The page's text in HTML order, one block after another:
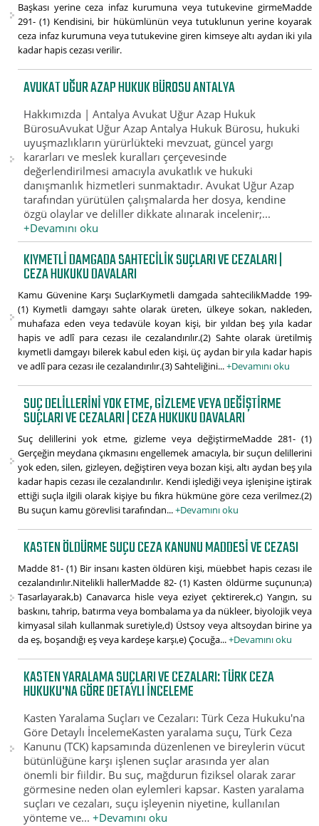
Başkası yerine ceza infaz kurumuna veya tutukevine girmeMadde
291- (1) Kendisini, bir hükümlünün veya tutuklunun yerine koyarak
ceza infaz kurumuna veya tutukevine giren kimseye altı aydan iki yıla
kadar hapis cezası verilir.
AVUKAT UĞUR AZAP HUKUK BÜROSU ANTALYA
Hakkımızda | Antalya Avukat Uğur Azap Hukuk
BürosuAvukat Uğur Azap Antalya Hukuk Bürosu, hukuki
uyuşmazlıkların yürürlükteki mevzuat, güncel yargı
kararları ve meslek kuralları çerçevesinde
değerlendirilmesi amacıyla avukatlık ve hukuki
danışmanlık hizmetleri sunmaktadır. Avukat Uğur Azap
tarafından yürütülen çalışmalarda her dosya, kendine
özgü olaylar ve deliller dikkate alınarak incelenir;...
+Devamını oku
KIYMETLI DAMGADA SAHTECILIK SUÇLARI VE CEZALARI |
CEZA HUKUKU DAVALARI
Kamu Güvenine Karşı SuçlarKıymetli damgada sahtecilikMadde 199-
(1) Kıymetli damgayı sahte olarak üreten, ülkeye sokan, nakleden,
muhafaza eden veya tedavüle koyan kişi, bir yıldan beş yıla kadar
hapis ve adlî para cezası ile cezalandırılır.(2) Sahte olarak üretilmiş
kıymetli damgayı bilerek kabul eden kişi, üç aydan bir yıla kadar hapis
ve adlî para cezası ile cezalandırılır.(3) Sahteliğini...+Devamını oku
SUÇ DELILLERINI YOK ETME, GIZLEME VEYA DEĞIŞTIRME
SUÇLARI VE CEZALARI | CEZA HUKUKU DAVALARI
Suç delillerini yok etme, gizleme veya değiştirmeMadde 281- (1)
Gerçeğin meydana çıkmasını engellemek amacıyla, bir suçun delillerini
yok eden, silen, gizleyen, değiştiren veya bozan kişi, altı aydan beş yıla
kadar hapis cezası ile cezalandırılır. Kendi işlediği veya işlenişine iştirak
ettiği suçla ilgili olarak kişiye bu fıkra hükmüne göre ceza verilmez.(2)
Bu suçun kamu görevlisi tarafından...+Devamını oku
KASTEN ÖLDÜRME SUÇU CEZA KANUNU MADDESI VE CEZASI
Madde 81- (1) Bir insanı kasten öldüren kişi, müebbet hapis cezası ile
cezalandırılır.Nitelikli hallerMadde 82- (1) Kasten öldürme suçunun;a)
Tasarlayarak,b) Canavarca hisle veya eziyet çektirerek,c) Yangın, su
baskını, tahrip, batırma veya bombalama ya da nükleer, biyolojik veya
kimyasal silah kullanmak suretiyle,d) Üstsoy veya altsoydan birine ya
da eş, boşandığı eş veya kardeşe karşı,e) Çocuğa...+Devamını oku
KASTEN YARALAMA SUÇLARI VE CEZALARI: TÜRK CEZA
HUKUKU'NA GÖRE DETAYLI İNCELEME
Kasten Yaralama Suçları ve Cezaları: Türk Ceza Hukuku'na
Göre Detaylı İncelemeKasten yaralama suçu, Türk Ceza
Kanunu (TCK) kapsamında düzenlenen ve bireylerin vücut
bütünlüğüne karşı işlenen suçlar arasında yer alan
önemli bir fiildir. Bu suç, mağdurun fiziksel olarak zarar
görmesine neden olan eylemleri kapsar. Kasten yaralama
suçları ve cezaları, suçu işleyenin niyetine, kullanılan
yönteme ve...+Devamını oku